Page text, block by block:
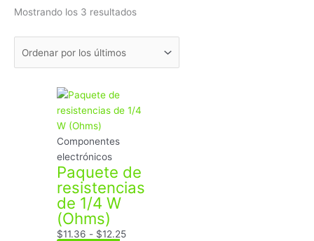
Mostrando los 3 resultadosúltimos
Componentes
electrónicos
Paquete de
resistencias
de 1/4 W
(Ohms)
$11.36 - $12.25
de
hasta
$12.25
Este
producto
múltiples
variantes.
Las
opciones
se
pueden
elegir